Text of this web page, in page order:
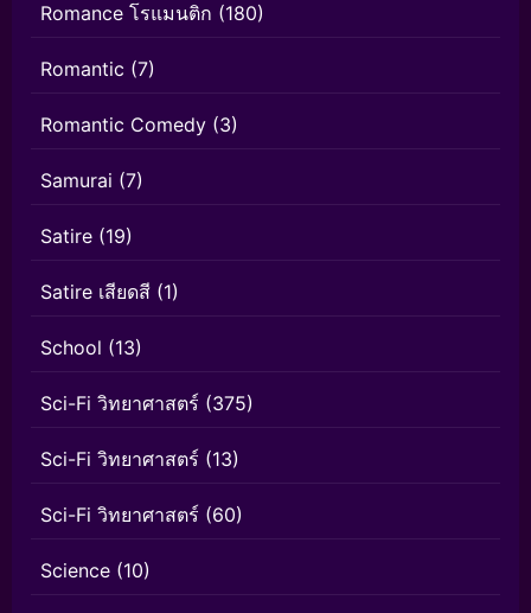
Romance โรแมนติก (180)
Romantic (7)
Romantic Comedy (3)
Samurai (7)
Satire (19)
Satire เสียดสี (1)
School (13)
Sci-Fi วิทยาศาสตร์ (375)
Sci-Fi วิทยาศาสตร์ (13)
Sci-Fi วิทยาศาสตร์ (60)
Science (10)